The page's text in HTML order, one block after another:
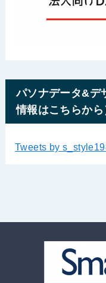
パソナデータ&デ
情報はこちらから
Tweets by